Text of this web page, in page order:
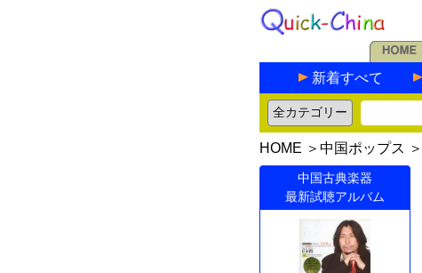
新着すべて
HOME ＞ 中国ポップス ＞
中国古典楽器
最新試聴アルバム